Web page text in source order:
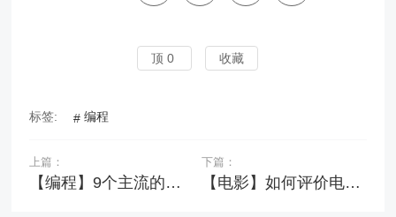
顶 0 收藏
标签: 编程
上篇：
【编程】9个主流的开源许可协议（有点评，简单明了）
下篇：
【电影】如何评价电影《土拨鼠之日》